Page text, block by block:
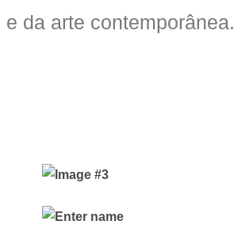
da arte contemporânea.